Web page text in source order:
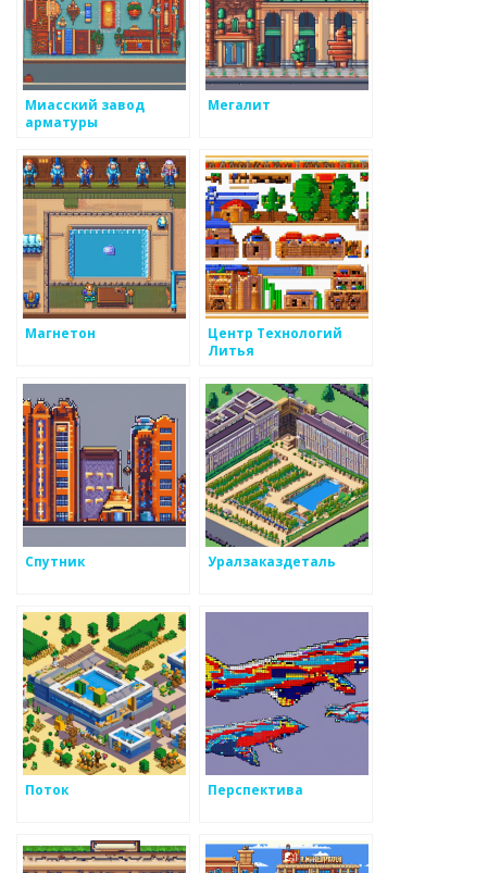
Миасский завод
арматуры
Мегалит
Магнетон
Центр Технологий
Литья
Спутник Уралзаказдеталь
Поток Перспектива